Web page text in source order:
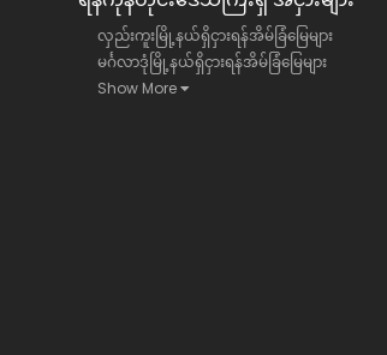
လှည်းကူးမြို့နယ်ရှိငှားရန်အိမ်ခြံမြေများ
မင်္ဂလာဒုံမြို့နယ်ရှိငှားရန်အိမ်ခြံမြေများ
Show More